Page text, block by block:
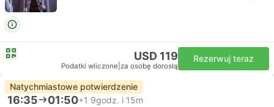
USD 119
Podatki wliczone za osobę dorosłą
Rezerwuj teraz
Natychmiastowe potwierdzenie
16:35 01:50+1 9godz. i 15m